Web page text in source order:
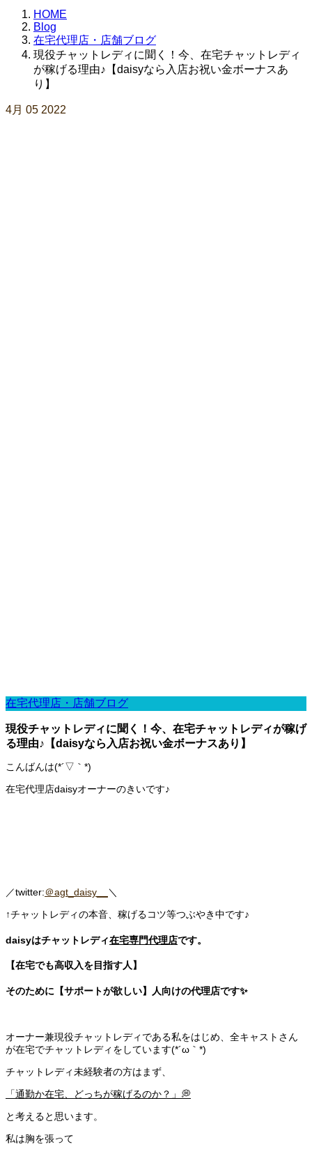
HOME
Blog
在宅代理店・店舗ブログ
現役チャットレディに聞く！今、在宅チャットレディ
が稼げる理由♪【daisyなら入店お祝い金ボーナスあ
り】
4月 05 2022
在宅代理店・店舗ブログ
現役チャットレディに聞く！今、在宅チャットレディが稼げ
る理由♪【daisyなら入店お祝い金ボーナスあり】
こんばんは(*´▽｀*)
在宅代理店daisyオーナーのきいです♪
／twitter:＠agt_daisy__
＼
↑チャットレディの本音、稼げるコツ等つぶやき中です♪
daisyはチャットレディ在宅専門代理店です。
【在宅でも高収入を目指す人】
そのために【サポートが欲しい】人向けの代理店です✨
オーナー兼現役チャットレディである私をはじめ、全キャストさん
が在宅でチャットレディをしています(*´ω｀*)
チャットレディ未経験者の方はまず、
「通勤か在宅、どっちが稼げるのか？」💭
と考えると思います。
私は胸を張って